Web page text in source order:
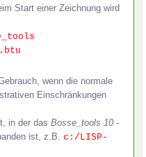
Start einer Zeichnung wird
wenn die normale
Einschränkungen
in der das Bosse_tools 10 -
ist, z.B. c:/LISP-
Programms oder ein
muss die Installation der
Anleitung und